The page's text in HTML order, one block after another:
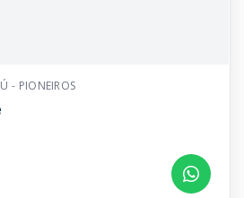
- PIONEIROS